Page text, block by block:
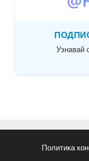
Узнавай
Политика